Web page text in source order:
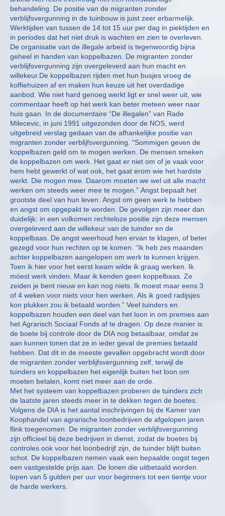
behandeling. De positie van de migranten zonder
verblijfsvergunning in de tuinbouw is juist zeer erbarmelijk.
Werktijden van tussen de 14 tot 15 uur per dag in piektijden en
in periodes dat het niet druk is wachten en zien te overleven.
De organisatie van de illegale arbeid is tegenwoordig bijna
geheel in handen van koppelbazen. De migranten zonder
verblijfsvergunning zijn overgeleverd aan hun macht en
willekeur.De koppelbazen rijden met hun busjes vroeg de
koffiehuizen af en maken hun keuze uit het overdadige
aanbod. Wie niet hard genoeg werkt ligt er snel weer uit, wie
commentaar heeft op het werk kan beter meteen weer naar
huis gaan. In de documentaire “De illegalen” van Rade
Milecevic, in juni 1991 uitgezonden door de NOS, werd
uitgebreid verslag gedaan van de afhankelijke positie van
migranten zonder verblijfsvergunning. “Sommigen geven de
koppelbazen geld om te mogen werken. De mensen smeken
de koppelbazen om werk. Het gaat er niet om of je vaak voor
hem hebt gewerkt of wat ook, het gaat erom wie het hardste
werkt. Die mogen mee. Daarom moeten we wel uit alle macht
werken om steeds weer mee te mogen.” Angst bepaalt het
grootste deel van hun leven. Angst om geen werk te hebben
en angst om opgepakt te worden. De gevolgen zijn meer dan
duidelijk: in een volkomen rechteloze positie zijn deze mensen
overgeleverd aan de willekeur van de tuinder en de
koppelbaas. De angst weerhoud hen ervan te klagen, of beter
gezegd voor hun rechten op te komen. “Ik heb zes maanden
achter koppelbazen aangelopen om werk te kunnen krijgen.
Toen ik hier voor het eerst kwam wilde ik graag werken. Ik
móest werk vinden. Maar ik kenden geen koppelbaas. Ze
zeiden je bent nieuw en kan nog niets. Ik moest maar eens 3
of 4 weken voor niets voor hen werken. Als ik goed radijsjes
kon plukken zou ik betaald worden.” Veel tuinders en
koppelbazen houden een deel van het loon in om premies aan
het Agrarisch Sociaal Fonds af te dragen. Op deze manier is
de boete bij controle door de DIA nog betaalbaar, omdat ze
aan kunnen tonen dat ze in ieder geval de premies betaald
hebben. Dat dit in de meeste gevallen opgebracht wordt door
de migranten zonder verblijfsvergunning zelf, terwijl de
tuinders en koppelbazen het eigenlijk buiten het loon om
moeten betalen, komt niet meer aan de orde.
Met het systeem van koppelbazen proberen de tuinders zich
de laatste jaren steeds meer in te dekken tegen de boetes.
Volgens de DIA is het aantal inschrijvingen bij de Kamer van
Koophandel van agrarische loonbedrijven de afgelopen jaren
flink toegenomen. De migranten zonder verblijfsvergunning
zijn officieel bij deze bedrijven in dienst, zodat de boetes bij
controles ook voor het loonbedrijf zijn, de tuinder blijft buiten
schot. De koppelbazen nemen vaak een bepaalde oogst tegen
een vastgestelde prijs aan. De lonen die uitbetaald worden
lopen van 5 gulden per uur voor beginners tot een tientje voor
de harde werkers.